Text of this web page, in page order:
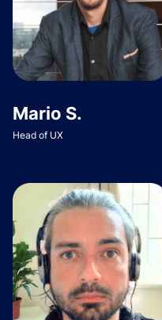
Mario S.
Head of UX